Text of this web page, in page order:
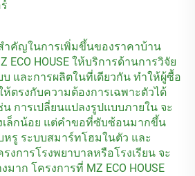
ำคัญในการเพิ่มขึ้นของราคาบ้าน
ECO HOUSE ให้บริการด้านการวิจัย
และการผลิตในที่เดียวกัน ทำให้ผู้ซื้อ
ตรงกับความต้องการเฉพาะตัวได้
การเปลี่ยนแปลงรูปแบบภายใน จะ
เล็กน้อย แต่คำขอที่ซับซ้อนมากขึ้น
หรู ระบบสมาร์ทโฮมในตัว และ
งการโรงพยาบาลหรือโรงเรียน จะ
าก โครงการที่ MZ ECO HOUSE